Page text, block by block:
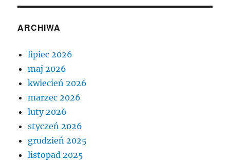
ARCHIWA
lipiec 2026
maj 2026
kwiecień 2026
marzec 2026
luty 2026
styczeń 2026
grudzień 2025
listopad 2025